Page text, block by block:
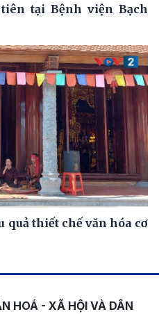
tại Bệnh viện Bạch
thiết chế văn hóa cơ
HOÁ - XÃ HỘI VÀ DÂN